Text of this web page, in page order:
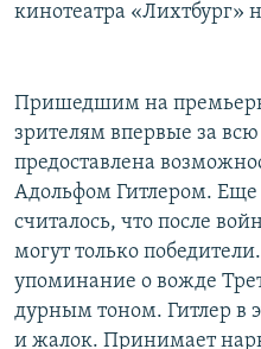
кинотеатра «Лихтбург»
Пришедшим на
зрителям впервые за
предоставлена
Адольфом Гитлером. Еще
считалось, что после
могут только
упоминание о вожде
дурным тоном. Гитлер в
и жалок. Принимает